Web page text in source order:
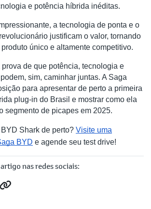
e potência híbrida inéditas.
a tecnologia de ponta e o
justificam o valor, tornando
único e altamente competitivo.
de que potência, tecnologia e
sim, caminhar juntas. A Saga
para apresentar de perto a primeira
plug-in do Brasil e mostrar como ela
segmento de picapes em 2025.
Shark de perto? Visite uma
BYD e agende seu test drive!
nas redes sociais: